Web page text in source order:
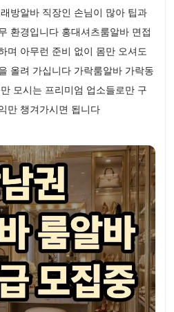
방알바 직장인 손님이 많아 팁과
환경입니다 홍대셔츠룸알바 면접
며 아무런 준비 없이 몸만 오셔도
올려 가십니다 가락룸알바 가락동
모시는 프리미엄 업소들로만 구
만 챙겨가시면 됩니다